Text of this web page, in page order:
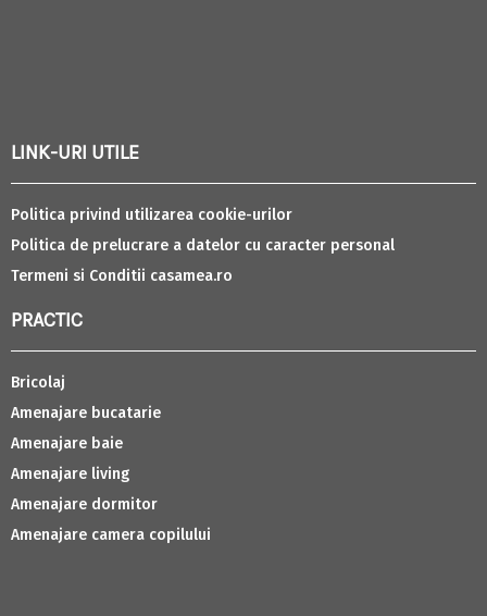
LINK-URI UTILE
Politica privind utilizarea cookie-urilor
Politica de prelucrare a datelor cu caracter personal
Termeni si Conditii casamea.ro
PRACTIC
Bricolaj
Amenajare bucatarie
Amenajare baie
Amenajare living
Amenajare dormitor
Amenajare camera copilului